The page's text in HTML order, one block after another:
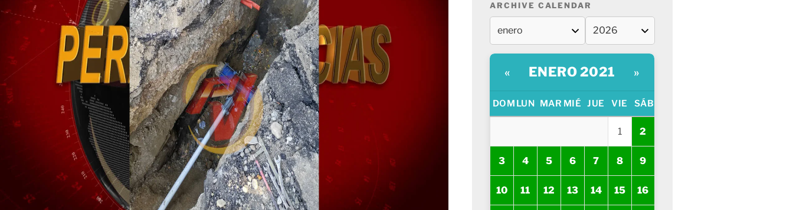
ARCHIVE CALENDAR
« ENERO 2021 »
DOM LUN MAR MIÉ JUE VIE SÁB
1 2
3 4 5 6 7 8 9
10 11 12 13 14 15 16